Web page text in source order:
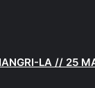
LA // 25